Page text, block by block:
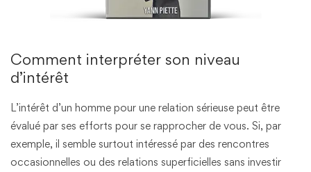
Comment interpréter son niveau
d’intérêt
L’intérêt d’un homme pour une relation sérieuse peut être
évalué par ses efforts pour se rapprocher de vous. Si, par
exemple, il semble surtout intéressé par des rencontres
occasionnelles ou des relations superficielles sans investir